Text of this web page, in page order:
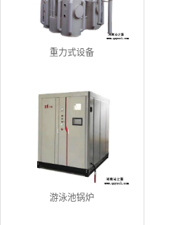
重力式设备
游泳池锅炉